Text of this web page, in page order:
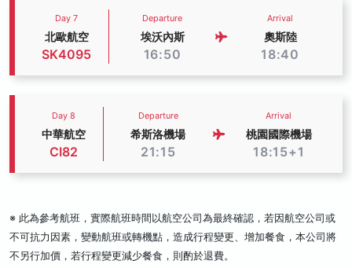
Day 7
北歐航空
SK4095
Departure
埃沃內斯
16:50
Arrival
奧斯陸
18:40
Day 8
中華航空
CI82
Departure
希斯洛機場
21:15
Arrival
桃園國際機場
18:15+1
※ 此為參考航班，實際航班時間以航空公司為最終確認，若因航空公司或
不可抗力因素，變動航班或轉機點，造成行程變更、增加餐食，本公司將
不另行加價，若行程變更減少餐食，則酌於退費。